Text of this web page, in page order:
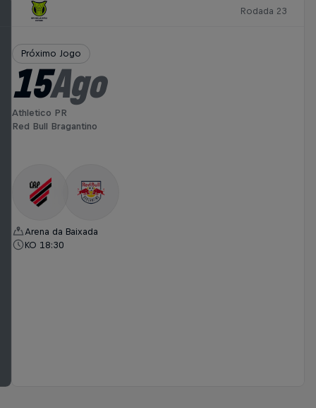
Rodada 23
Próximo Jogo
15Ago
Athletico PR
Red Bull Bragantino
Arena da Baixada
KO 18:30